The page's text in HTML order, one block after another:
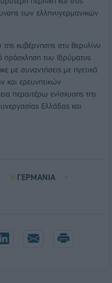
των ελληνογερμανικών
κυβέρνησης στο Βερολίνο
πρόσκληση του Ιδρύματος
με συναντήσεις με ηγετικά
και ερευνητικών
περαιτέρω ενίσχυσης της
Ελλάδας και
ΓΕΡΜΑΝΙΑ